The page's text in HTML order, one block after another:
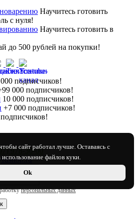
сайт работал лучше. Оставаясь с
файлов куки.
Ok
Научитесь готовить
с нуля!
Научитесь готовить в
до 500 рублей на покупки!
подписчиков!
000 подписчиков!
10 000 подписчиков!
+7 000 подписчиков!
978-30-00
персональных данных